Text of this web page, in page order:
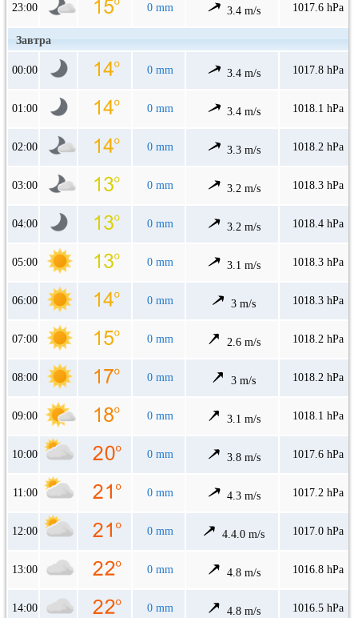
23:00 0 mm 3.4 m/s 1017.6 hPa
Завтра
00:00 0 mm 3.4 m/s 1017.8 hPa
01:00 0 mm 3.4 m/s 1018.1 hPa
02:00 0 mm 3.3 m/s 1018.2 hPa
03:00 0 mm 3.2 m/s 1018.3 hPa
04:00 0 mm 3.2 m/s 1018.4 hPa
05:00 0 mm 3.1 m/s 1018.3 hPa
06:00 0 mm 3 m/s 1018.3 hPa
07:00 0 mm 2.6 m/s 1018.2 hPa
08:00 0 mm 3 m/s 1018.2 hPa
09:00 0 mm 3.1 m/s 1018.1 hPa
10:00 0 mm 3.8 m/s 1017.6 hPa
11:00 0 mm 4.3 m/s 1017.2 hPa
12:00 0 mm 4.4.0 m/s 1017.0 hPa
13:00 0 mm 4.8 m/s 1016.8 hPa
14:00 0 mm 4.8 m/s 1016.5 hPa